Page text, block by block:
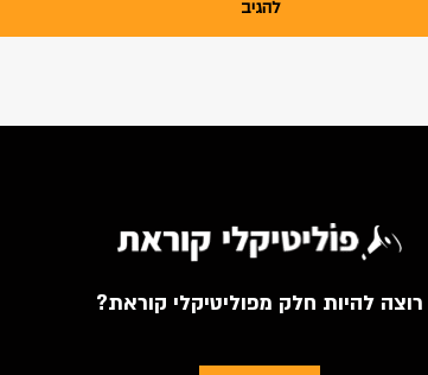
רוצה להיות חלק מפוליטיקלי קוראת?